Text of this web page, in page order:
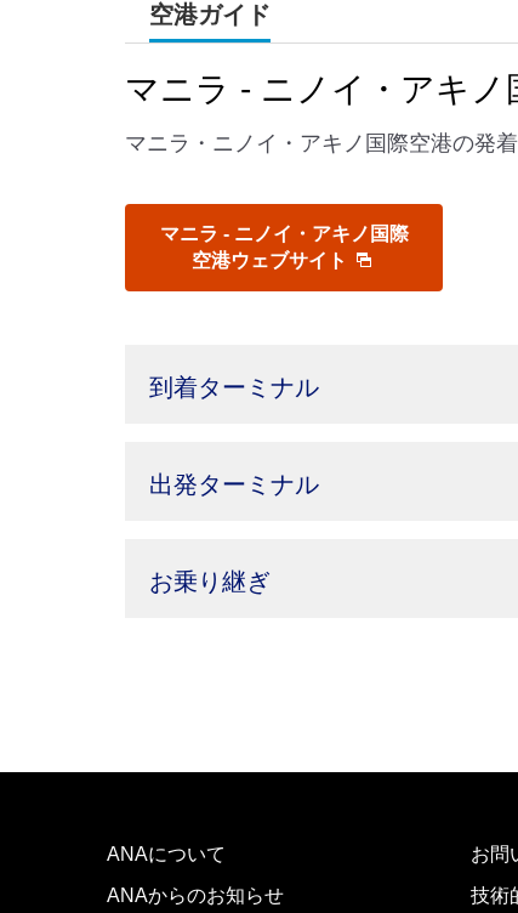
空港ガイド
マニラ - ニノイ・アキノ
マニラ・ニノイ・アキノ国際空港の発
マニラ - ニノイ・アキノ国際
空港ウェブサイト
到着ターミナル
出発ターミナル
お乗り継ぎ
ANAについて
ANAからのお知らせ
お問
技術